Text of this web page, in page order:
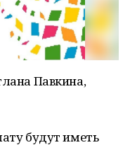
Павкина,
будут иметь